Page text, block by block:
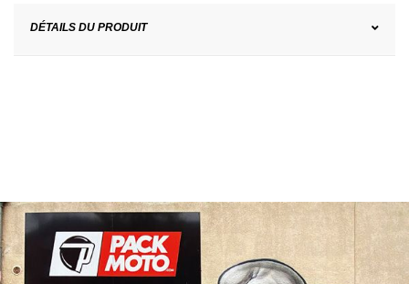
DÉTAILS DU PRODUIT